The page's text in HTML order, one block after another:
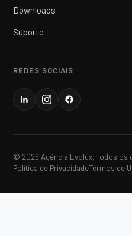
Downloads
Suporte
REDES SOCIAIS
© 2026 Agência Evolux. Todos os
Política de PrivacidadeTermos de